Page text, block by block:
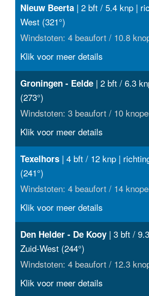
Nieuw Beerta | 2 bft / 5.4 knp |
West (321°)
Windstoten: 4 beaufort / 10.8
Klik voor meer details
Groningen - Eelde | 2 bft / 6.3
(273°)
Windstoten: 3 beaufort / 10
Klik voor meer details
Texelhors | 4 bft / 12 knp |
(241°)
Windstoten: 4 beaufort / 14
Klik voor meer details
Den Helder - De Kooy | 3 bft /
Zuid-West (244°)
Windstoten: 4 beaufort / 12.3
Klik voor meer details